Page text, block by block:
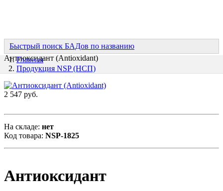
Быстрый поиск БАДов по названию
Антиоксидант (Antioxidant)
Главная
Продукция NSP (НСП)
2 547 руб.
На складе: нет
Код товара: NSP-1825
Антиоксидант